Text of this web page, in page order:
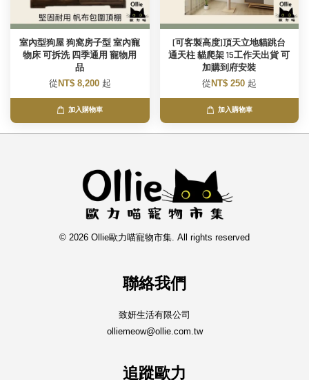
室內型狗屋 狗窩房子型 室內寵
物床 可拆洗 四季通用 寵物用
品
從 NT$ 8,200 起
加入購物車
[可客製高度]頂天立地貓跳台
通天柱 貓爬架 15工作天出貨 可
加購到府安裝
從 NT$ 250 起
加入購物車
© 2026 Ollie歐力喵寵物市集. All rights reserved
聯絡我們
致妍生活有限公司
olliemeow@ollie.com.tw
追蹤歐力